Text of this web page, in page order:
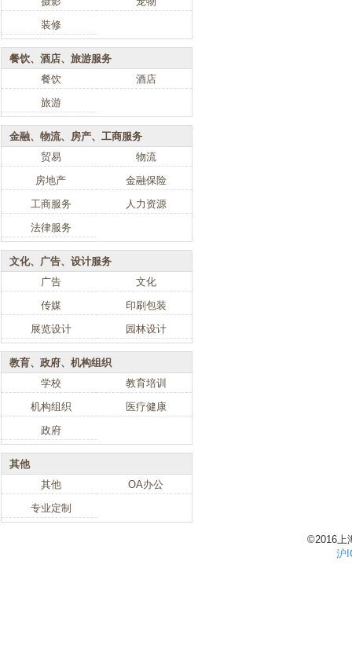
装修
餐饮、酒店、旅游服务
餐饮
酒店
旅游
金融、物流、房产、工商服务
贸易
物流
房地产
金融保险
工商服务
人力资源
法律服务
文化、广告、设计服务
广告
文化
传媒
印刷包装
展览设计
园林设计
教育、政府、机构组织
学校
教育培训
机构组织
医疗健康
政府
其他
其他
OA办公
专业定制
©2016上
沪